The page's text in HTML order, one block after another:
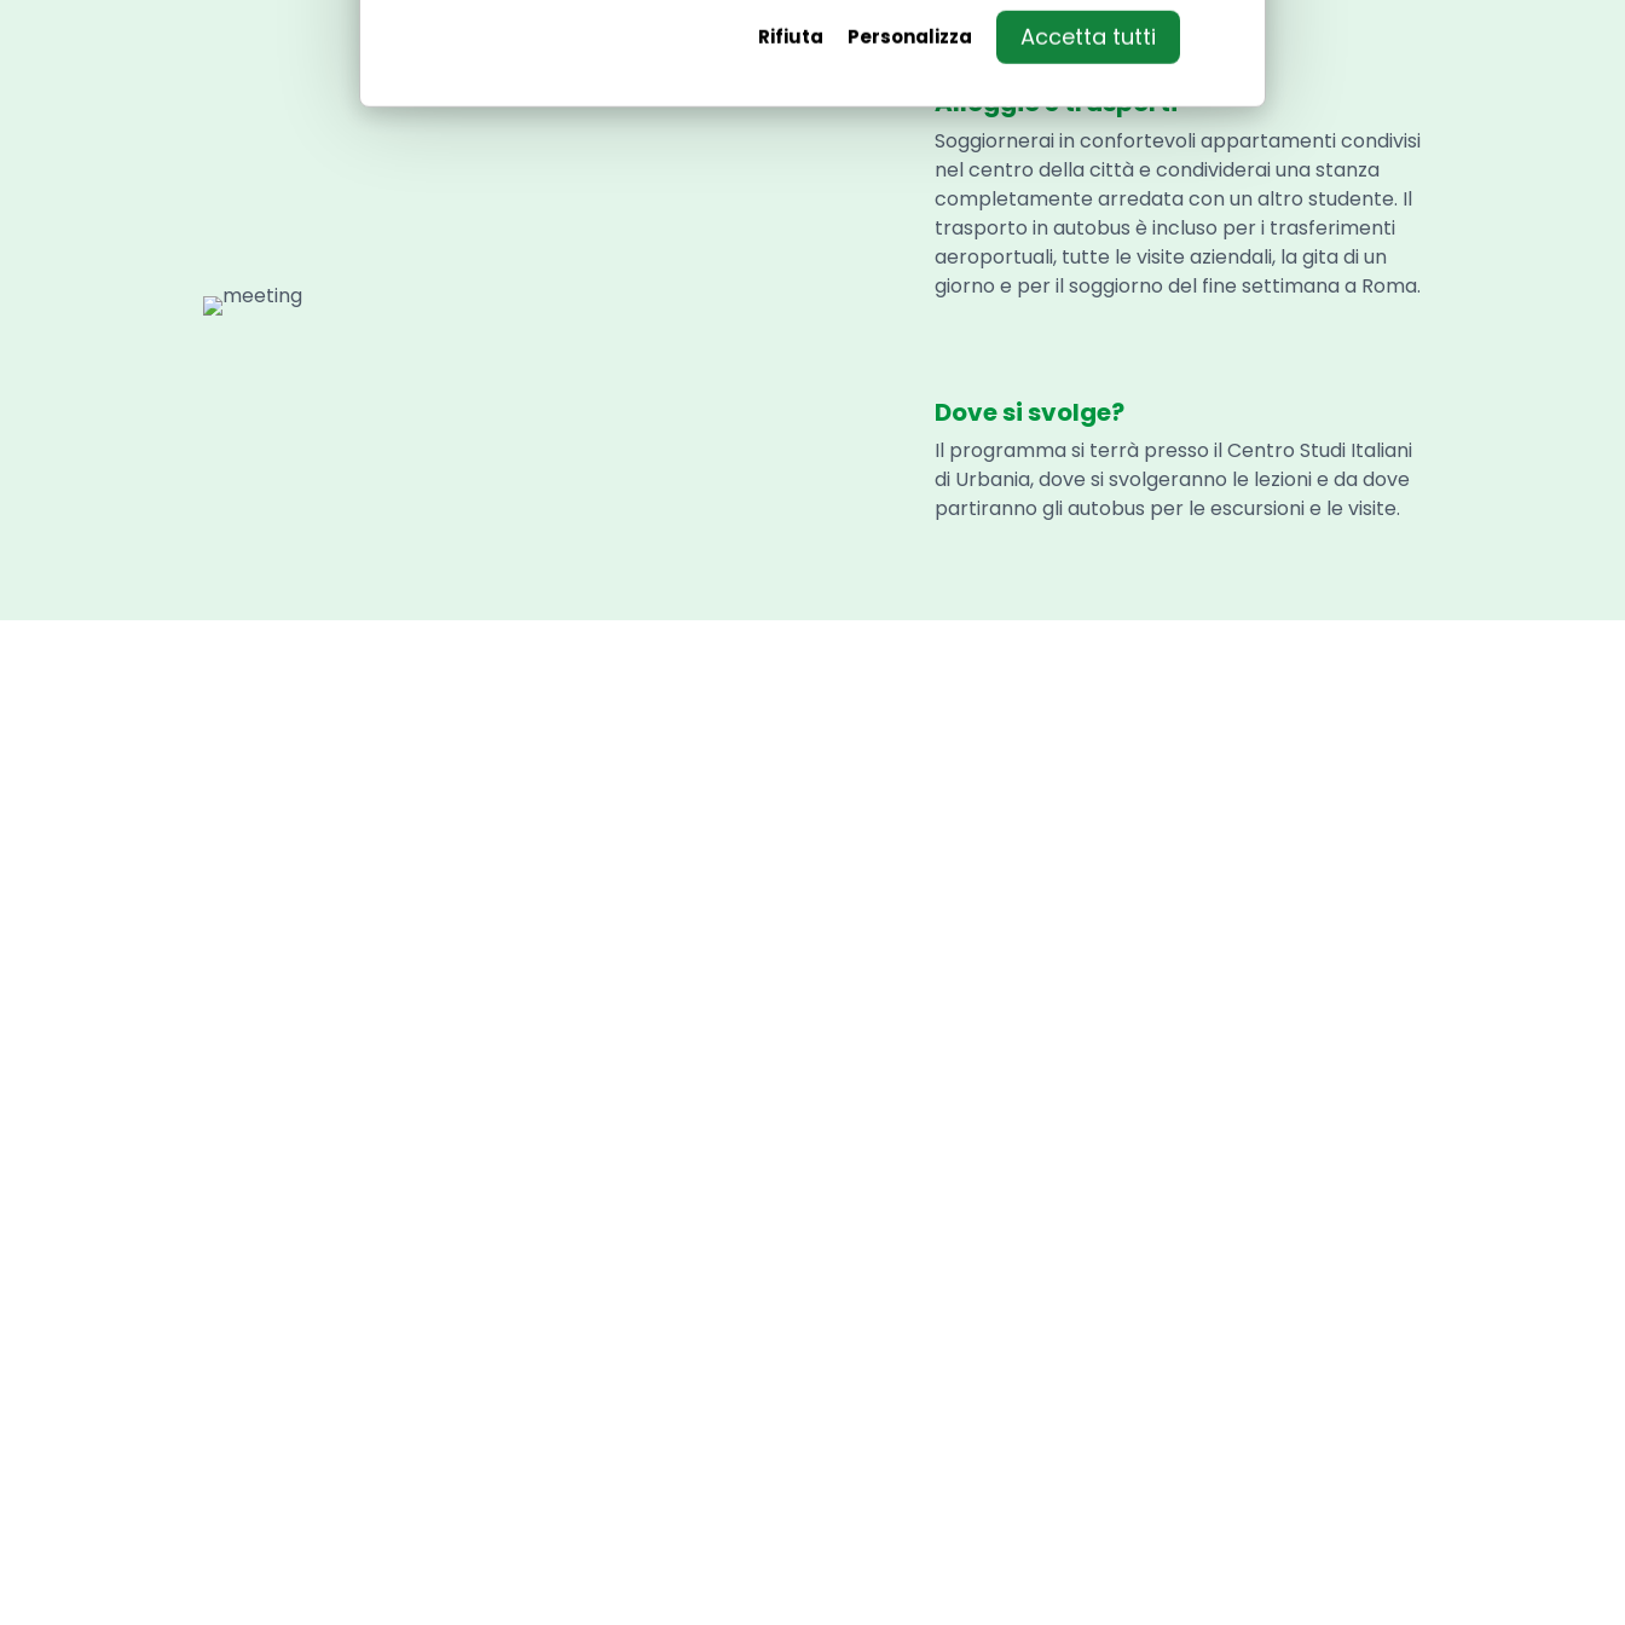
Rifiuta Personalizza Accetta tutti
Alloggio e trasporti
Soggiornerai in confortevoli appartamenti condivisi
nel centro della città e condividerai una stanza
completamente arredata con un altro studente. Il
trasporto in autobus è incluso per i trasferimenti
aeroportuali, tutte le visite aziendali, la gita di un
giorno e per il soggiorno del fine settimana a Roma.
Dove si svolge?
Il programma si terrà presso il Centro Studi Italiani
di Urbania, dove si svolgeranno le lezioni e da dove
partiranno gli autobus per le escursioni e le visite.